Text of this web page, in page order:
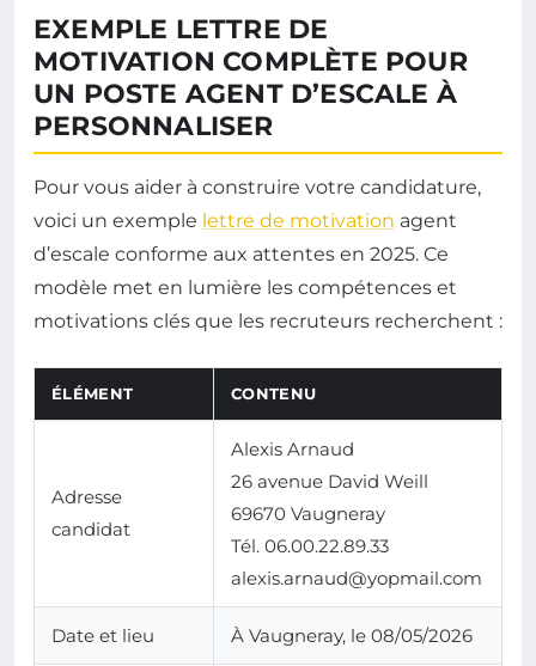
EXEMPLE LETTRE DE
MOTIVATION COMPLÈTE POUR
UN POSTE AGENT D’ESCALE À
PERSONNALISER
Pour vous aider à construire votre candidature,
voici un exemple lettre de motivation agent
d’escale conforme aux attentes en 2025. Ce
modèle met en lumière les compétences et
motivations clés que les recruteurs recherchent :
ÉLÉMENT CONTENU
Adresse
candidat
Alexis Arnaud
26 avenue David Weill
69670 Vaugneray
Tél. 06.00.22.89.33
alexis.arnaud@yopmail.com
Date et lieu À Vaugneray, le 08/05/2026